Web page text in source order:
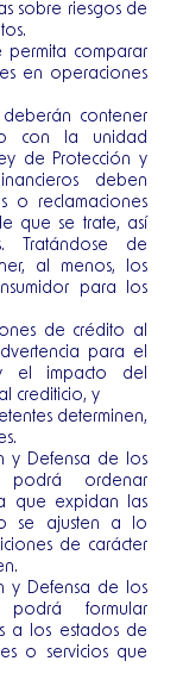
sobre riesgos de
permita comparar
en operaciones
deberán contener
con la unidad
de Protección y
deben
o reclamaciones
que se trate, así
Tratándose de
al menos, los
para los
de crédito al
para el
el impacto del
crediticio, y
determinen,
y Defensa de los
podrá ordenar
que expidan las
se ajusten a lo
de carácter
y Defensa de los
podrá formular
a los estados de
o servicios que